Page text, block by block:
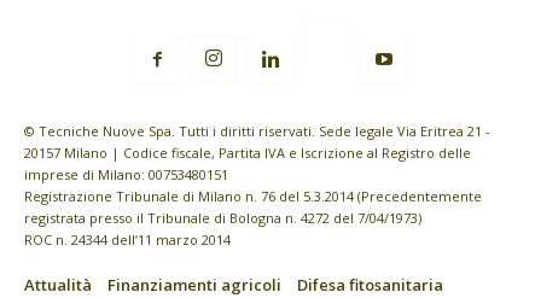
© Tecniche Nuove Spa. Tutti i diritti riservati. Sede legale Via Eritrea 21 -
20157 Milano | Codice fiscale, Partita IVA e Iscrizione al Registro delle
imprese di Milano: 00753480151
Registrazione Tribunale di Milano n. 76 del 5.3.2014 (Precedentemente
registrata presso il Tribunale di Bologna n. 4272 del 7/04/1973)
ROC n. 24344 dell’11 marzo 2014
Attualità Finanziamenti agricoli
Difesa fitosanitaria